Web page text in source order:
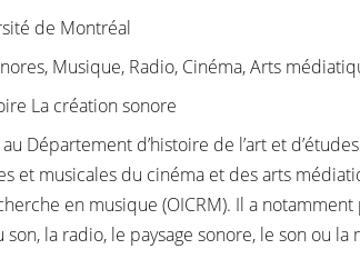
de Montréal
Musique, Radio, Cinéma, Arts
La création sonore
Département d’histoire de l’art et
et musicales du cinéma et des arts
en musique (OICRM). Il a
la radio, le paysage sonore, le son ou la